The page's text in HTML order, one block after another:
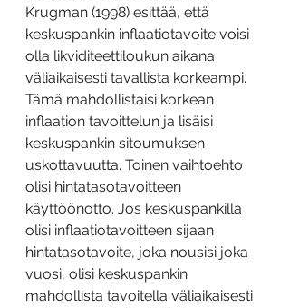
Krugman (1998) esittää, että
keskuspankin inflaatiotavoite voisi
olla likviditeettiloukun aikana
väliaikaisesti tavallista korkeampi.
Tämä mahdollistaisi korkean
inflaation tavoittelun ja lisäisi
keskuspankin sitoumuksen
uskottavuutta. Toinen vaihtoehto
olisi hintatasotavoitteen
käyttöönotto. Jos keskuspankilla
olisi inflaatiotavoitteen sijaan
hintatasotavoite, joka nousisi joka
vuosi, olisi keskuspankin
mahdollista tavoitella väliaikaisesti